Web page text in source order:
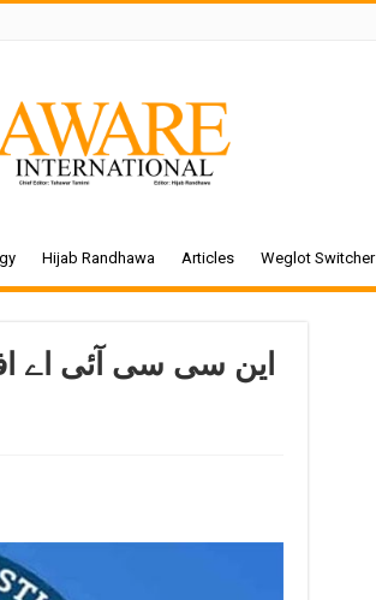
Hijab Randhawa Articles Weglot Switcher
این سی سی آئی اے